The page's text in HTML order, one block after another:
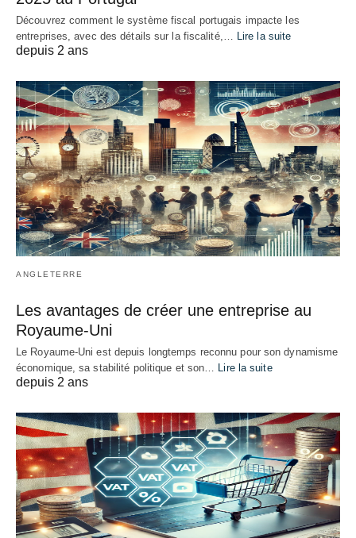
Découvrez comment le système fiscal portugais impacte les
entreprises, avec des détails sur la fiscalité,… Lire la suite
depuis 2 ans
ANGLETERRE
Les avantages de créer une entreprise au
Royaume-Uni
Le Royaume-Uni est depuis longtemps reconnu pour son dynamisme
économique, sa stabilité politique et son… Lire la suite
depuis 2 ans